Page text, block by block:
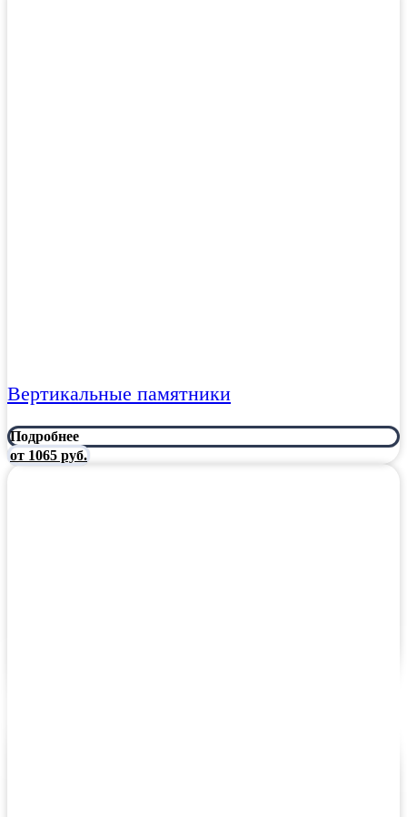
Вертикальные памятники
Подробнее
от 1065 руб.